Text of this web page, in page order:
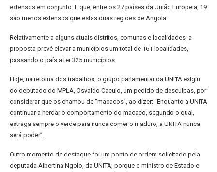
extensos em conjunto. E que, entre os 27 países da União Europeia, 19
são menos extensos que estas duas regiões de Angola.
Relativamente a alguns atuais distritos, comunas e localidades, a
proposta prevê elevar a municípios um total de 161 localidades,
passando o país a ter 325 municípios.
Hoje, na retoma dos trabalhos, o grupo parlamentar da UNITA exigiu
do deputado do MPLA, Osvaldo Caculo, um pedido de desculpas, por
considerar que os chamou de “macacos”, ao dizer: “Enquanto a UNITA
continuar a herdar o comportamento do macaco, segundo o qual,
estraga sempre o verde para nunca comer o maduro, a UNITA nunca
será poder”.
Outro momento de destaque foi um ponto de ordem solicitado pela
deputada Albertina Ngolo, da UNITA, porque o ministro de Estado e